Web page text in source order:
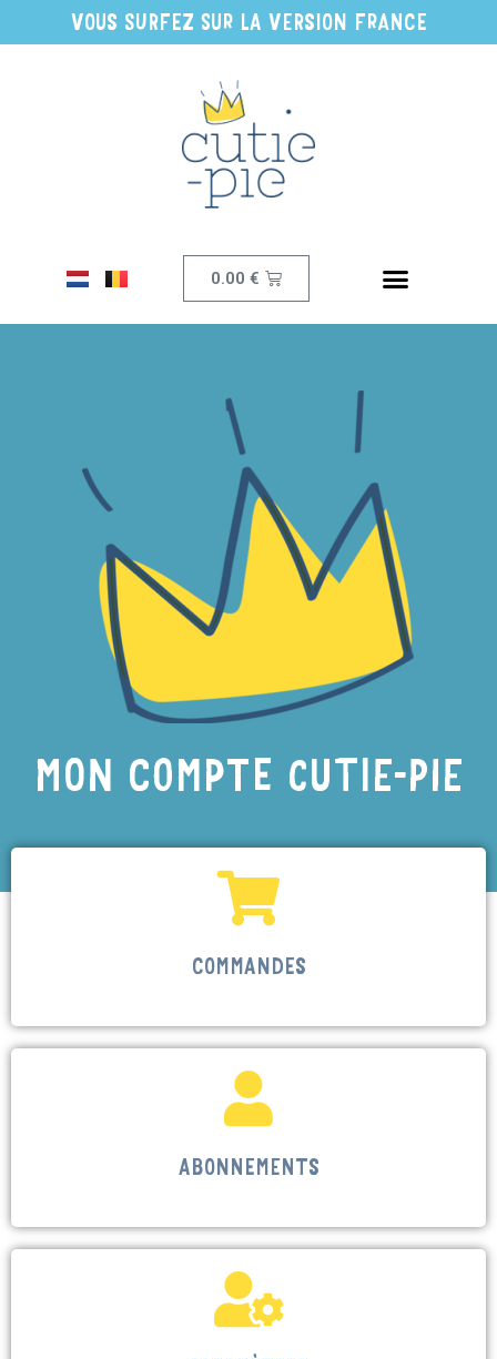
VOUS SURFEZ SUR LA VERSION FRANCE
0.00€
MON COMPTE CUTIE-PIE
COMMANDES
ABONNEMENTS